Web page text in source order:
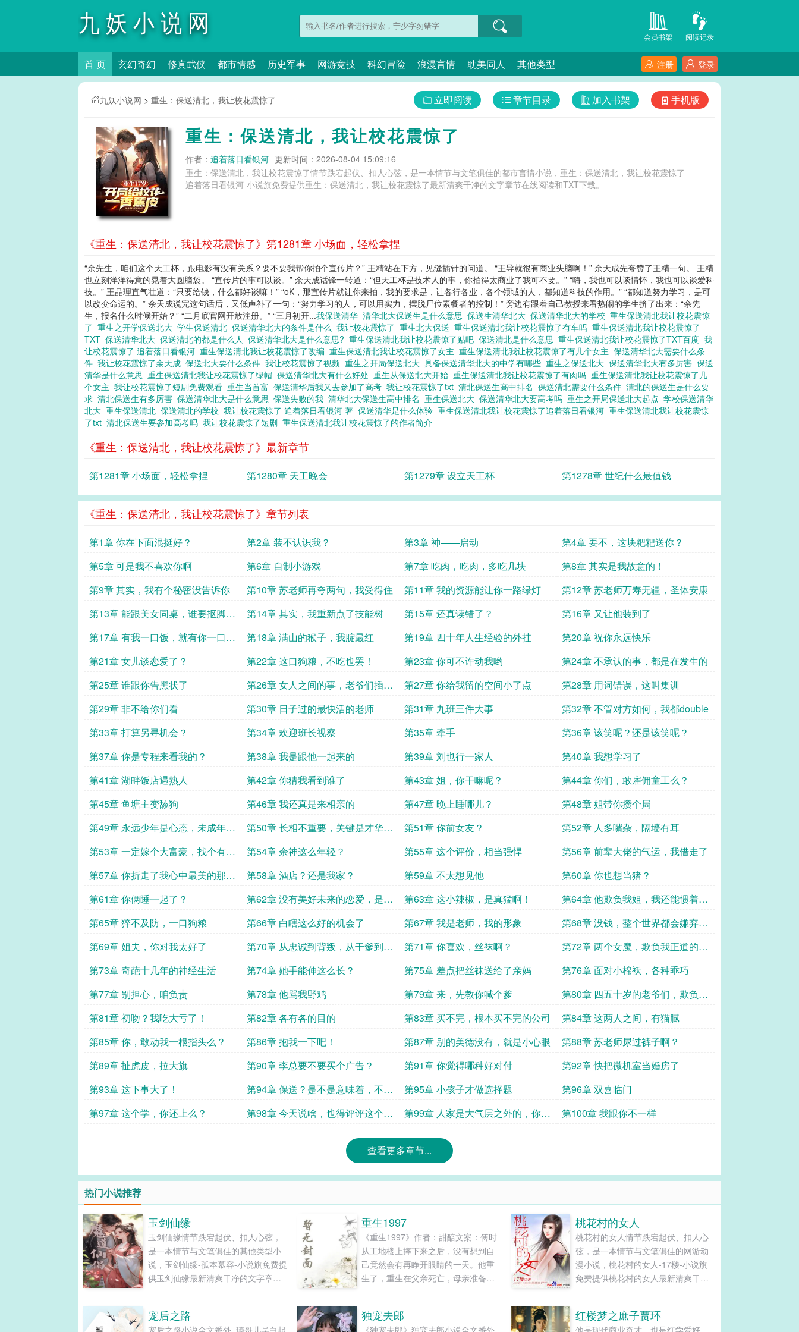
九妖小说网 阅读记录
会员书架
首 页 玄幻奇幻 修真武侠 都市情感 历史军事 网游竞技 科幻冒险 浪漫言情 耽美同人 其他类型 登录
注册
九妖小说网 > 重生：保送清北，我让校花震惊了 手机版
加入书架
章节目录
立即阅读
重生：保送清北，我让校花震惊了
作者： 追着落日看银河 更新时间：2026-08-04 15:09:16
重生：保送清北，我让校花震惊了情节跌宕起伏、扣人心弦，是一本情节与文笔俱佳的都市言情小说，重生：保送清北，我让校花震惊了-
追着落日看银河-小说旗免费提供重生：保送清北，我让校花震惊了最新清爽干净的文字章节在线阅读和TXT下载。
《重生：保送清北，我让校花震惊了》第1281章 小场面，轻松拿捏
“余先生，咱们这个天工杯，跟电影有没有关系？要不要我帮你拍个宣传片？” 王精站在下方，见缝插针的问道。 “王导就很有商业头脑啊！” 余天成先夸赞了王精一句。 王精
也立刻洋洋得意的晃着大圆脑袋。 “宣传片的事可以谈。” 余天成话锋一转道：“但天工杯是技术人的事，你拍得太商业了我可不要。” “嗨，我也可以谈情怀，我也可以谈爱科
技。” 王晶理直气壮道：“只要给钱，什么都好谈嘛！” “oK，那宣传片就让你来拍，我的要求是，让各行各业，各个领域的人，都知道科技的作用。” “都知道努力学习，是可
以改变命运的。” 余天成说完这句话后，又低声补了一句：“努力学习的人，可以用实力，摆脱尸位素餐者的控制！” 旁边有跟着自己教授来看热闹的学生挤了出来：“余先
生，报名什么时候开始？” “二月底官网开放注册。” “三月初开...我保送清华 清华北大保送生是什么意思 保送生清华北大 保送清华北大的学校 重生保送清北我让校花震惊
了 重生之开学保送北大 学生保送清北 保送清华北大的条件是什么 我让校花震惊了 重生北大保送 重生保送清北我让校花震惊了有车吗 重生保送清北我让校花震惊了
TXT 保送清华北大 保送清北的都是什么人 保送清华北大是什么意思? 重生保送清北我让校花震惊了贴吧 保送清北是什么意思 重生保送清北我让校花震惊了TXT百度 我
让校花震惊了 追着落日看银河 重生保送清北我让校花震惊了改编 重生保送清北我让校花震惊了女主 重生保送清北我让校花震惊了有几个女主 保送清华北大需要什么条
件 我让校花震惊了余天成 保送北大要什么条件 我让校花震惊了视频 重生之开局保送北大 具备保送清华北大的中学有哪些 重生之保送北大 保送清华北大有多厉害 保送
清华是什么意思 重生保送清北我让校花震惊了绿帽 保送清华北大有什么好处 重生从保送北大开始 重生保送清北我让校花震惊了有肉吗 重生保送清北我让校花震惊了几
个女主 我让校花震惊了短剧免费观看 重生当首富 保送清华后我又去参加了高考 我让校花震惊了txt 清北保送生高中排名 保送清北需要什么条件 清北的保送生是什么要
求 清北保送生有多厉害 保送清华北大是什么意思 保送失败的我 清华北大保送生高中排名 重生保送北大 保送清华北大要高考吗 重生之开局保送北大起点 学校保送清华
北大 重生保送清北 保送清北的学校 我让校花震惊了 追着落日看银河 著 保送清华是什么体验 重生保送清北我让校花震惊了追着落日看银河 重生保送清北我让校花震惊
了txt 清北保送生要参加高考吗 我让校花震惊了短剧 重生保送清北我让校花震惊了的作者简介
《重生：保送清北，我让校花震惊了》最新章节
第1281章 小场面，轻松拿捏 第1280章 天工晚会 第1279章 设立天工杯 第1278章 世纪什么最值钱
《重生：保送清北，我让校花震惊了》章节列表
第1章 你在下面混挺好？ 第2章 装不认识我？ 第3章 神——启动
第4章 要不，这块粑粑送你？
第5章 可是我不喜欢你啊
第6章 自制小游戏 第7章 吃肉，吃肉，多吃几块
第8章 其实是我故意的！
第9章 其实，我有个秘密没告诉你
第10章 苏老师再夸两句，我受得住 第11章 我的资源能让你一路绿灯
第12章 苏老师万寿无疆，圣体安康
第13章 能跟美女同桌，谁要抠脚大
汉
第14章 其实，我重新点了技能树 第15章 还真读错了？
第16章 又让他装到了
第17章 有我一口饭，就有你一口狗
粮
第18章 满山的猴子，我腚最红 第19章 四十年人生经验的外挂
第20章 祝你永远快乐
第21章 女儿谈恋爱了？
第22章 这口狗粮，不吃也罢！ 第23章 你可不许动我哟
第24章 不承认的事，都是在发生的
第25章 谁跟你告黑状了
第26章 女人之间的事，老爷们插什
么嘴
第27章 你给我留的空间小了点
第28章 用词错误，这叫集训
第29章 非不给你们看
第30章 日子过的最快活的老师 第31章 九班三件大事
第32章 不管对方如何，我都double
第33章 打算另寻机会？
第34章 欢迎班长视察 第35章 牵手
第36章 该笑呢？还是该笑呢？
第37章 你是专程来看我的？
第38章 我是跟他一起来的 第39章 刘也行一家人
第40章 我想学习了
第41章 湖畔饭店遇熟人
第42章 你猜我看到谁了 第43章 姐，你干嘛呢？
第44章 你们，敢雇佣童工么？
第45章 鱼塘主变舔狗
第46章 我还真是来相亲的 第47章 晚上睡哪儿？
第48章 姐带你攒个局
第49章 永远少年是心态，未成年的
是身体
第50章 长相不重要，关键是才华！
才华！才华！
第51章 你前女友？
第52章 人多嘴杂，隔墙有耳
第53章 一定嫁个大富豪，找个有钱
人！
第54章 余神这么年轻？ 第55章 这个评价，相当强悍
第56章 前辈大佬的气运，我借走了
第57章 你折走了我心中最美的那朵
花
第58章 酒店？还是我家？ 第59章 不太想见他
第60章 你也想当猪？
第61章 你俩睡一起了？
第62章 没有美好未来的恋爱，是不
长久的
第63章 这小辣椒，是真猛啊！
第64章 他欺负我姐，我还能惯着
他？
第65章 猝不及防，一口狗粮 第66章 白瞎这么好的机会了 第67章 我是老师，我的形象
第68章 没钱，整个世界都会嫌弃你
的
第69章 姐夫，你对我太好了
第70章 从忠诚到背叛，从干爹到孙
子
第71章 你喜欢，丝袜啊？
第72章 两个女魔，欺负我正道的
光？
第73章 奇葩十几年的神经生活 第74章 她手能伸这么长？ 第75章 差点把丝袜送给了亲妈
第76章 面对小棉袄，各种乖巧
第77章 别担心，咱负责
第78章 他骂我野鸡 第79章 来，先教你喊个爹
第80章 四五十岁的老爷们，欺负我
少年啊？
第81章 初吻？我吃大亏了！ 第82章 各有各的目的 第83章 买不完，根本买不完的公司
第84章 这两人之间，有猫腻
第85章 你，敢动我一根指头么？
第86章 抱我一下吧！ 第87章 别的美德没有，就是小心眼
第88章 苏老师尿过裤子啊？
第89章 扯虎皮，拉大旗
第90章 李总要不要买个广告？ 第91章 你觉得哪种好对付
第92章 快把微机室当婚房了
第93章 这下事大了！
第94章 保送？是不是意味着，不用
高考了？
第95章 小孩子才做选择题
第96章 双喜临门
第97章 这个学，你还上么？
第98章 今天说啥，也得评评这个
第99章 人家是大气层之外的，你是
第100章 我跟你不一样
查看更多章节...
热门小说推荐
玉剑仙缘
玉剑仙缘情节跌宕起伏、扣人心弦，
是一本情节与文笔俱佳的其他类型小
说，玉剑仙缘-孤本慕容-小说旗免费提
供玉剑仙缘最新清爽干净的文字章节
重生1997
《重生1997》作者：甜醅文案：傅时
从工地楼上摔下来之后，没有想到自
己竟然会有再睁开眼睛的一天。他重
生了，重生在父亲死亡，母亲准备卷
得换一种活法。至少，得夺回房产，
桃花村的女人
桃花村的女人情节跌宕起伏、扣人心
弦，是一本情节与文笔俱佳的网游动
漫小说，桃花村的女人-17楼-小说旗
免费提供桃花村的女人最新清爽干净
宠后之路
宠后之路小说全文番外_瑧哥儿吴白起
独宠夫郎
《独宠夫郎》独宠夫郎小说全文番外_
红楼梦之庶子贾环
他是现代商业奇才，也是红学爱好